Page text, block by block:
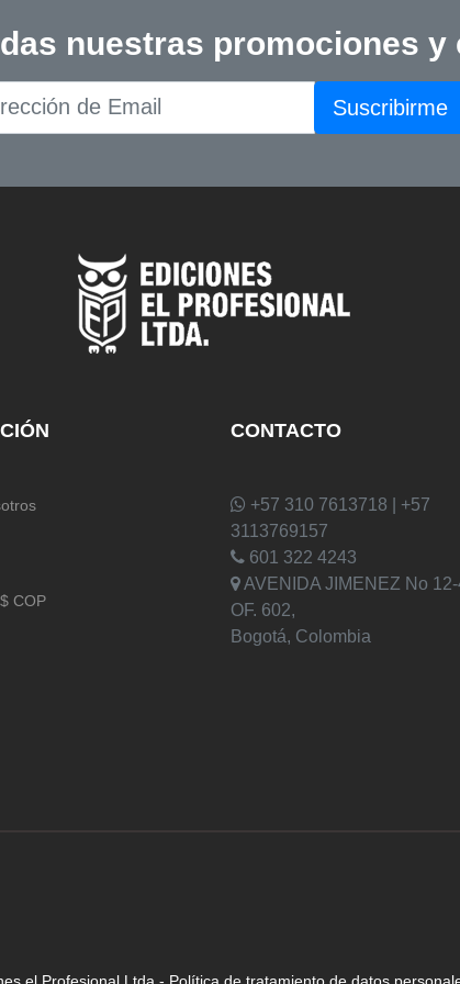
nuestras promociones y
Suscribirme
COP
CONTACTO
+57 310 7613718 | +57
3113769157
601 322 4243
AVENIDA JIMENEZ No
OF. 602,
Bogotá, Colombia